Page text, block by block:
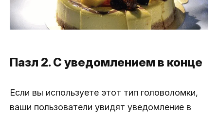
Пазл 2. С уведомлением в конце
Если вы используете этот тип головоломки,
ваши пользователи увидят уведомление в